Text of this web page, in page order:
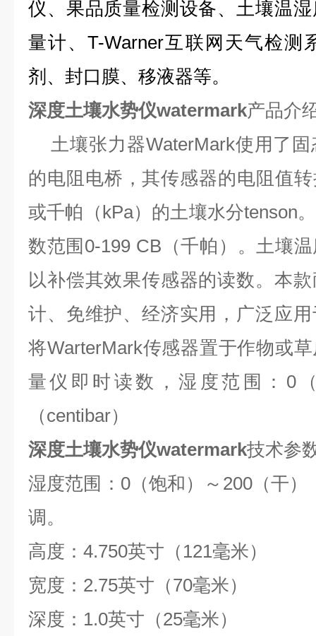
仪、果品质量检测设备、土壤温
量计、T-Warner互联网天气检测
剂、封口膜、移液器等。
深度土壤水势仪watermark产品介
土壤张力器WaterMark使用了固
的电阻电桥，其传感器的电阻值
或千帕（kPa）的土壤水分tenson
数范围0-199 CB（千帕）。土壤
以补偿其效果传感器的读数。本
计、免维护、经济实用，广泛应
将WarterMark传感器置于作物或
量仪即时读数，湿度范围：0
（centibar）
深度土壤水势仪watermark技术参
湿度范围：0（饱和）～200（干）
调。
高度：4.750英寸（121毫米）
宽度：2.75英寸（70毫米）
深度：1.0英寸（25毫米）